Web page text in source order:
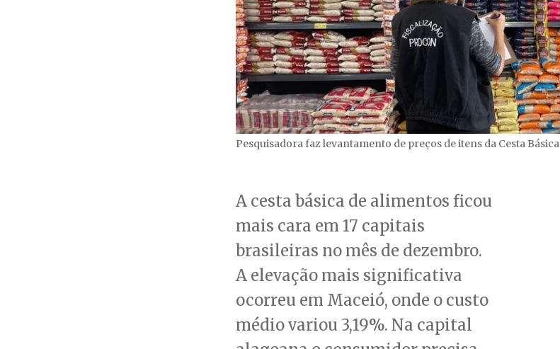
Pesquisadora faz levantamento de preços de itens da Cesta Básica
A cesta básica de alimentos ficou
mais cara em 17 capitais
brasileiras no mês de dezembro.
A elevação mais significativa
ocorreu em Maceió, onde o custo
médio variou 3,19%. Na capital